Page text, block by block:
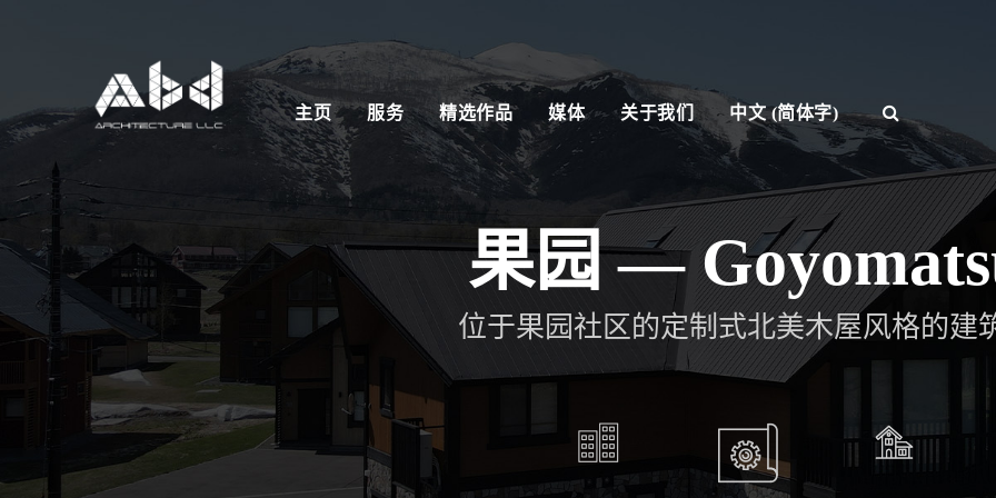
主页 服务 精选作品 媒体 关于我们 中文 (简体字)
果园 —
位于果园社区的定制式北美木屋风格的建